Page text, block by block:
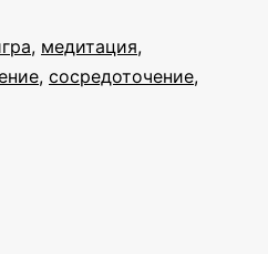
, медитация,
, сосредоточение,